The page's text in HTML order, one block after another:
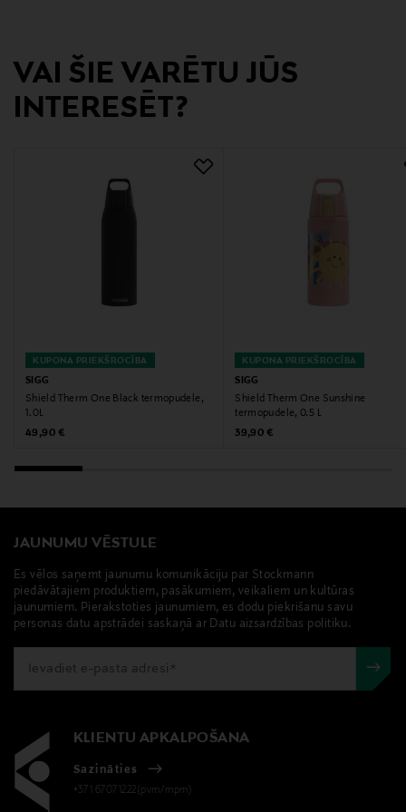
0.5 L
Ražotāja daļas numurs
service@bonge.fi
Atslēgvārdi
VAI ŠIE VARĒTU JŪS
INTERESĒT?
KUPONA PRIEKŠROCĪBA
SIGG
Shield Therm One Black termopudele,
1.0L
Original Price
49,90 €
KUPONA PRIEKŠROCĪBA
SIGG
Shield Therm One Sunshine
termopudele, 0.5 L
Original Price
39,90 €
JAUNUMU VĒSTULE
Es vēlos saņemt jaunumu komunikāciju par Stockmann
piedāvātajiem produktiem, pasākumiem, veikaliem un kultūras
jaunumiem. Pierakstoties jaunumiem, es dodu piekrišanu savu
personas datu apstrādei saskaņā ar Datu aizsardzības politiku.
KLIENTU APKALPOŠANA
Sazināties
+371 67071222(pvm/mpm)